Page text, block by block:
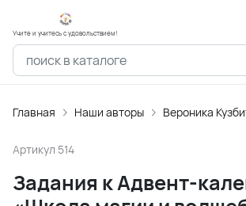
Учите и учитесь с удовольствием!
Главная Наши авторы Вероника
Артикул 514
Задания к Адвент-